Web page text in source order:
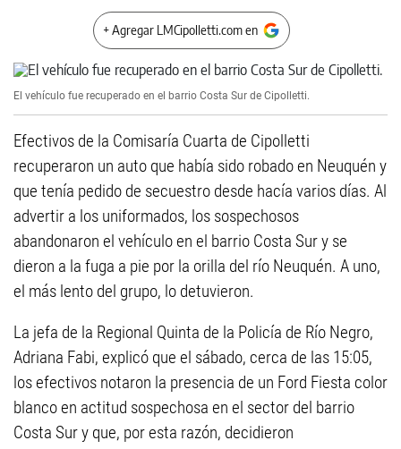
+ Agregar LMCipolletti.com en
El vehículo fue recuperado en el barrio Costa Sur de Cipolletti.
Efectivos de la Comisaría Cuarta de Cipolletti
recuperaron un auto que había sido robado en Neuquén y
que tenía pedido de secuestro desde hacía varios días. Al
advertir a los uniformados, los sospechosos
abandonaron el vehículo en el barrio Costa Sur y se
dieron a la fuga a pie por la orilla del río Neuquén. A uno,
el más lento del grupo, lo detuvieron.
La jefa de la Regional Quinta de la Policía de Río Negro,
Adriana Fabi, explicó que el sábado, cerca de las 15:05,
los efectivos notaron la presencia de un Ford Fiesta color
blanco en actitud sospechosa en el sector del barrio
Costa Sur y que, por esta razón, decidieron